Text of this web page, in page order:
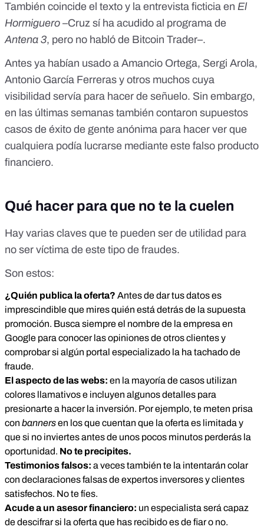
También coincide el texto y la entrevista ficticia en El
Hormiguero –Cruz sí ha acudido al programa de
Antena 3, pero no habló de Bitcoin Trader–.
Antes ya habían usado a Amancio Ortega, Sergi Arola,
Antonio García Ferreras y otros muchos cuya
visibilidad servía para hacer de señuelo. Sin embargo,
en las últimas semanas también contaron supuestos
casos de éxito de gente anónima para hacer ver que
cualquiera podía lucrarse mediante este falso producto
financiero.
Qué hacer para que no te la cuelen
Hay varias claves que te pueden ser de utilidad para
no ser víctima de este tipo de fraudes.
Son estos:
¿Quién publica la oferta? Antes de dar tus datos es
imprescindible que mires quién está detrás de la supuesta
promoción. Busca siempre el nombre de la empresa en
Google para conocer las opiniones de otros clientes y
comprobar si algún portal especializado la ha tachado de
fraude.
El aspecto de las webs: en la mayoría de casos utilizan
colores llamativos e incluyen algunos detalles para
presionarte a hacer la inversión. Por ejemplo, te meten prisa
con bannersen los que cuentan que la oferta es limitada y
que si no inviertes antes de unos pocos minutos perderás la
oportunidad. No te precipites.
Testimonios falsos: a veces también te la intentarán colar
con declaraciones falsas de expertos inversores y clientes
satisfechos. No te fíes.
Acude a un asesor financiero: un especialista será capaz
de descifrar si la oferta que has recibido es de fiar o no.